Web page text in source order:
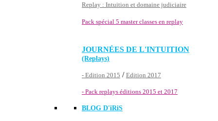
Replay : Intuition et domaine judiciaire
Pack spécial 5 master classes en replay
JOURNÉES DE L'INTUITION
(Replays)
- Edition 2015 / Edition 2017
- Pack replays éditions 2015 et 2017
BLOG D'iRiS